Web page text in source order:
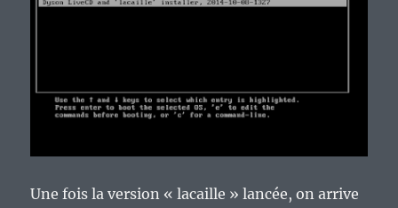
Une fois la version « lacaille » lancée, on arrive